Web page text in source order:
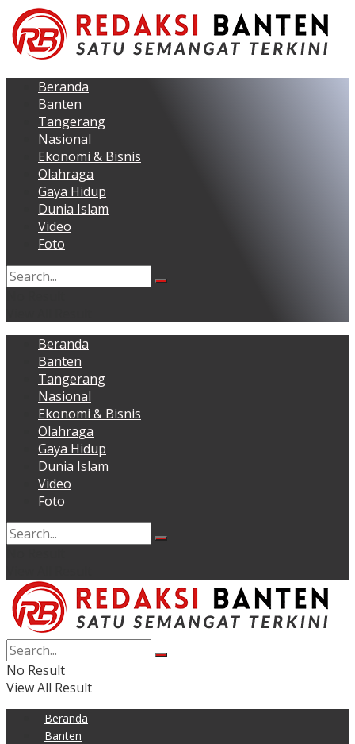
Beranda
Banten
Tangerang
Nasional
Ekonomi & Bisnis
Olahraga
Gaya Hidup
Dunia Islam
Video
Foto
Beranda
Banten
Tangerang
Nasional
Ekonomi & Bisnis
Olahraga
Gaya Hidup
Dunia Islam
Video
Foto
No Result
View All Result
Beranda
Banten